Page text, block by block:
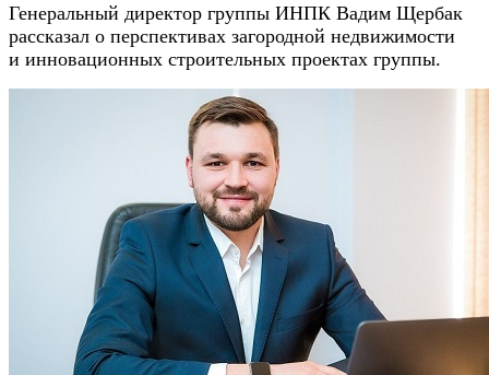
Генеральный директор группы ИНПК Вадим Щербак
рассказал о перспективах загородной недвижимости
и инновационных строительных проектах группы.